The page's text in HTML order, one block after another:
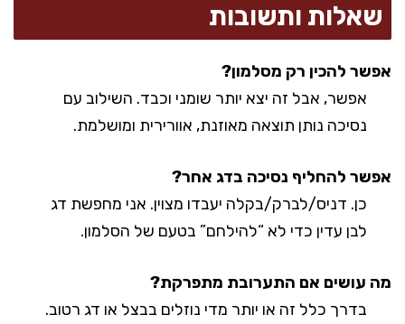
שאלות ותשובות
אפשר להכין רק מסלמון?
אפשר, אבל זה יצא יותר שומני וכבד. השילוב עם
נסיכה נותן תוצאה מאוזנת, אוורירית ומושלמת.
אפשר להחליף נסיכה בדג אחר?
כן. דניס/לברק/בקלה יעבדו מצוין. אני מחפשת דג
לבן עדין כדי לא “להילחם” בטעם של הסלמון.
מה עושים אם התערובת מתפרקת?
בדרך כלל זה או יותר מדי נוזלים בבצל או דג רטוב.